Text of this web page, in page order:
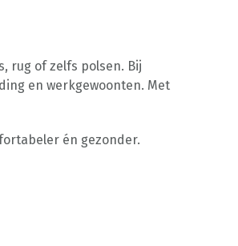
rug of zelfs polsen. Bij
en werkgewoonten. Met
én gezonder.